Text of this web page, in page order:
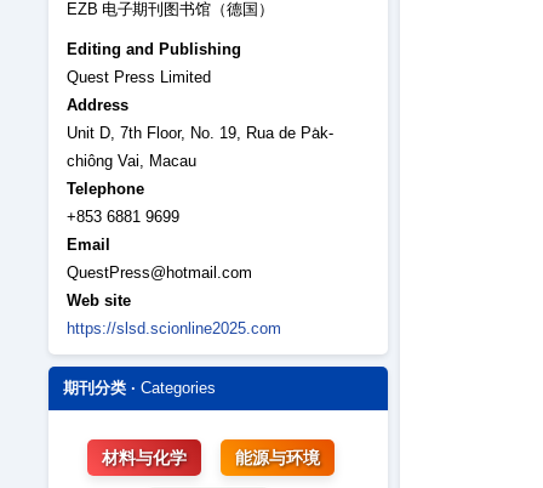
EZB 电子期刊图书馆（德国）
Editing and Publishing
Quest Press Limited
Address
Unit D, 7th Floor, No. 19, Rua de Pa̍k-
chiông Vai, Macau
Telephone
+853 6881 9699
Email
QuestPress@hotmail.com
Web site
https://slsd.scionline2025.com
期刊分类 · Categories
材料与化学 能源与环境